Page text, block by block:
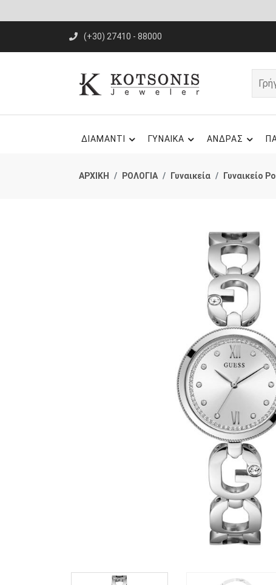
(+30) 27410 - 88000
ΔΙΑΜΑΝΤΙ ΓΥΝΑΙΚΑ ΑΝΔΡΑΣ
ΑΡΧΙΚΗ ΡΟΛΟΓΙΑ Γυναικεία Γυναικείο